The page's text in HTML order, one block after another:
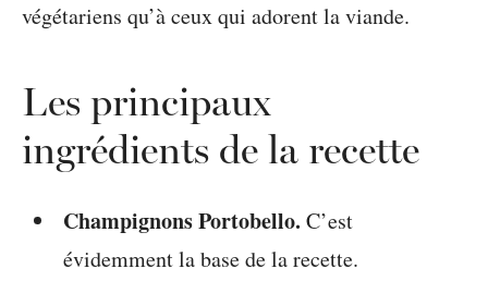
végétariens qu’à ceux qui adorent la viande.
Les principaux
ingrédients de la recette
ChampignonsPortobello. C’est
évidemment la base de la recette.